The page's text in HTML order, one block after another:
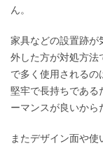
ん。
家具などの設置跡が
外した方が対処方法
で多く使用されるの
堅牢で長持ちである
ーマンスが良いから
またデザイン面や使